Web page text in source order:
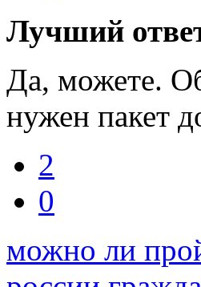
Лучший
Да, можете.
нужен пакет
2
0
можно ли